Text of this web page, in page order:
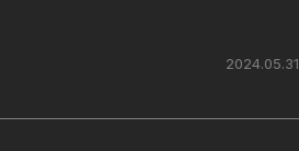
ックグラ […]
2024.05.31